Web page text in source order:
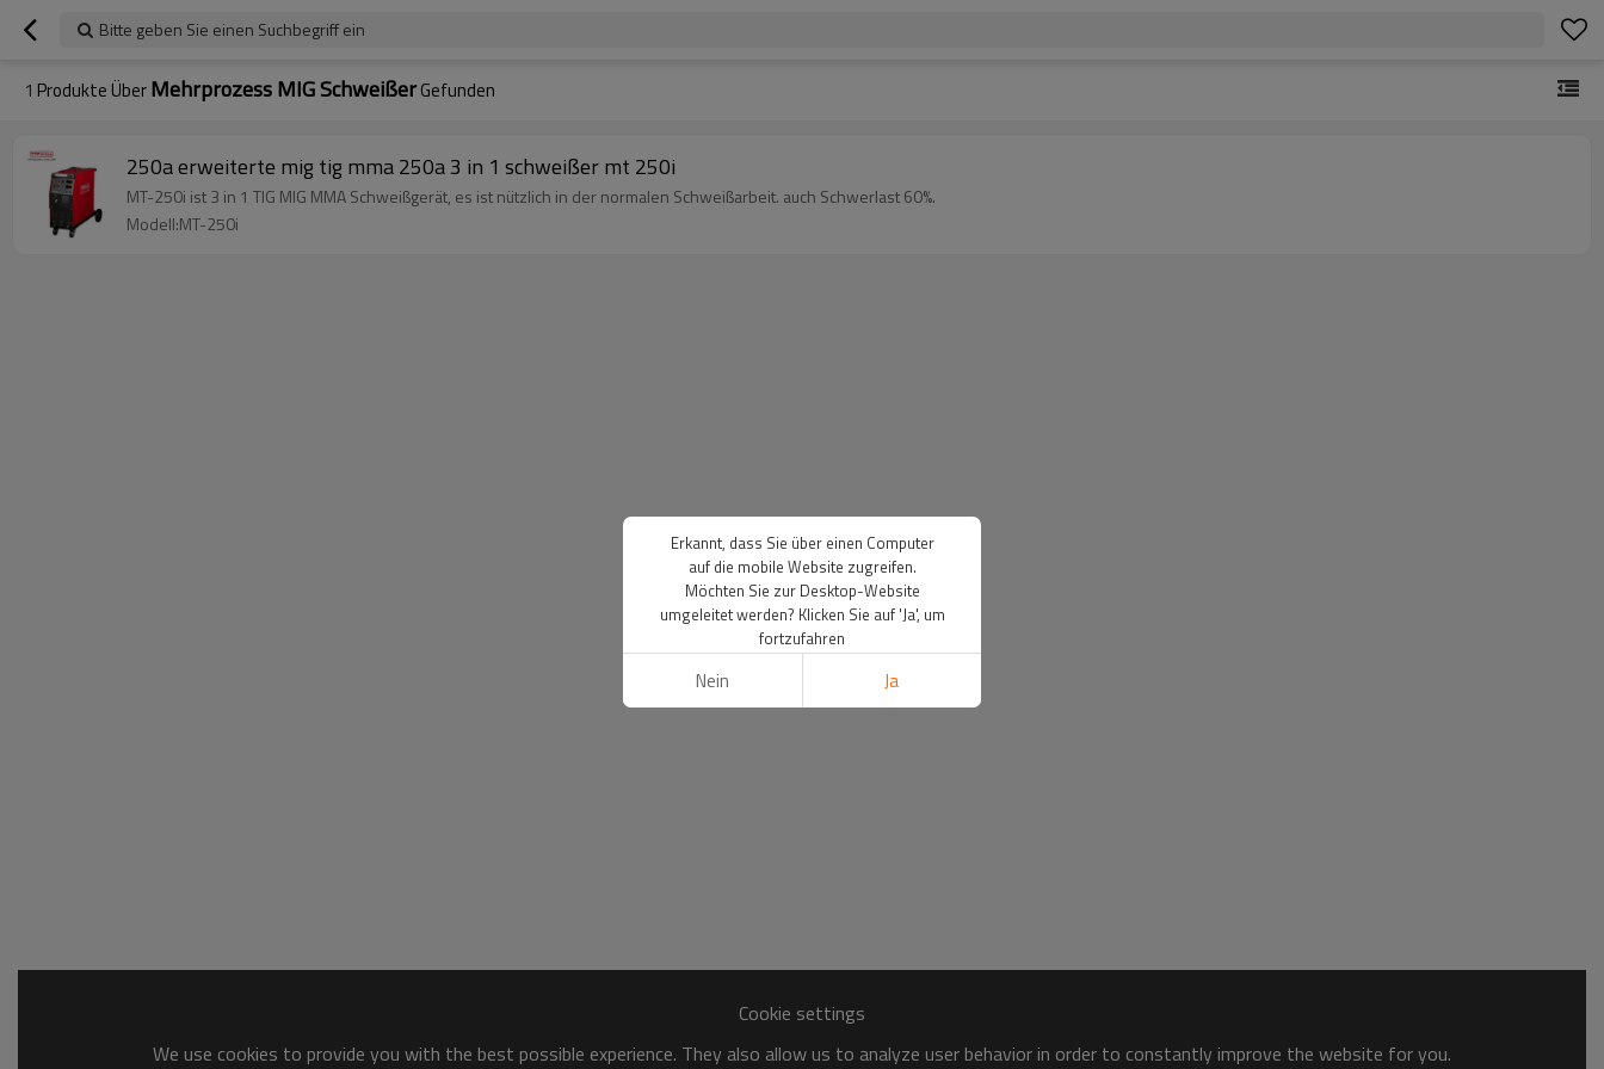
Bitte geben Sie einen Suchbegriff ein
1 Produkte ÜberMehrprozess MIG SchweißerGefunden
250a erweiterte mig tig mma 250a 3 in 1 schweißer mt 250i
MT-250i ist 3 in 1 TIG MIG MMA Schweißgerät, es ist nützlich in der normalen Schweißarbeit. auch Schwerlast 60%.
Modell:MT-250i
Cookie settings
We use cookies to provide you with the best possible experience. They also allow us to analyze user behavior in order to constantly improve the website for you.
Erkannt, dass Sie über einen Computer
auf die mobile Website zugreifen.
Möchten Sie zur Desktop-Website
umgeleitet werden? Klicken Sie auf 'Ja', um
fortzufahren
Nein Ja